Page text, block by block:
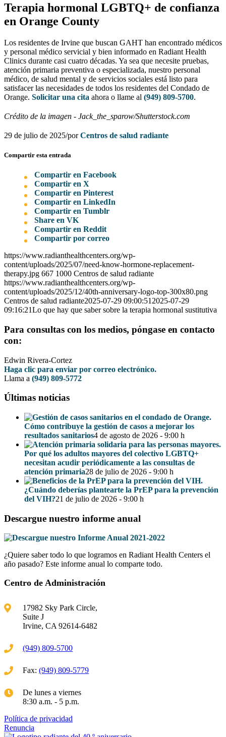
Terapia hormonal LGBTQ+ de confianza
en Orange County
Los residentes de Irvine que buscan GAHT han encontrado médicos
y personal médico servicial y bien informado en Radiant Health
Clinics durante casi cuatro décadas. Ya sea que necesite pruebas,
atención primaria preventiva o especializada, nuestro personal
médico, de salud mental y de servicios sociales está listo para
satisfacer las necesidades de todos los residentes del Condado de
Orange. Solicitar una cita ahora o llame al (949) 809-5700.
Crédito de la imagen - Jack_the_sparow/Shutterstock.com
29 de julio de 2025/porCentros de salud radiante
Compartir esta entrada
Compartir en Facebook
Compartir en X
Compartir en Pinterest
Compartir en LinkedIn
Compartir en Tumblr
Share en VK
Compartir en Reddit
Compartir por correo
https://www.radianthealthcenters.org/wp-
content/uploads/2025/07/need-know-hormone-replacement-
therapy.jpg 667 1000 Centros de salud radiante
https://www.radianthealthcenters.org/wp-
content/uploads/2025/12/40th-anniversary-logo-top-300x80.png
Centros de salud radiante2025-07-29 09:00:51 2025-07-29
09:16:21Lo que hay que saber sobre la terapia hormonal sustitutiva
Para consultas con los medios, póngase en contacto
con:
Edwin Rivera-Cortez
Haga clic para enviar por correo electrónico.
Llama a (949) 809-5772
Últimas noticias
Cómo contribuye la gestión de casos a mejorar los
resultados sanitarios4 de agosto de 2026 - 9:00 h
Por qué los adultos mayores del colectivo LGBTQ+
necesitan acudir periódicamente a las consultas de
atención primaria28 de julio de 2026 - 9:00 h
¿Cuándo deberías plantearte la PrEP para la prevención
del VIH?21 de julio de 2026 - 9:00 h
Descargue nuestro informe anual
¿Quiere saber todo lo que logramos en Radiant Health Centers el
año pasado? Este informe anual lo comparte todo.
Centro de Administración
17982 Sky Park Circle,
Suite J
Irvine, CA 92614-6482
(949) 809-5700
Fax:(949) 809-5779
De lunes a viernes
8:30 a.m. - 5 p.m.
Política de privacidad
Renuncia